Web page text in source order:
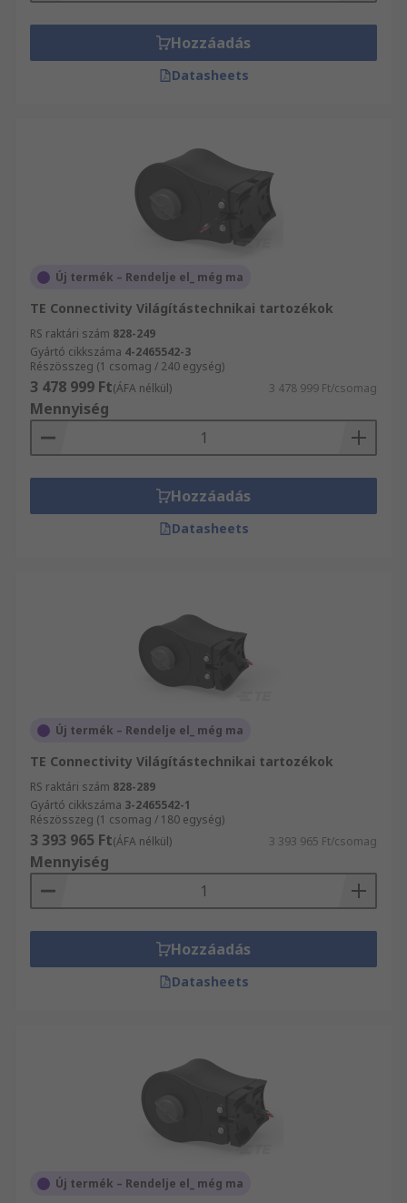
Hozzáadás
Datasheets
Új termék – Rendelje el_ még ma
TE Connectivity Világítástechnikai tartozékok
RS raktári szám 828-249
Gyártó cikkszáma 4-2465542-3
Részösszeg (1 csomag / 240 egység)
3 478 999 Ft(ÁFA nélkül) 3 478 999 Ft/csomag
Mennyiség
Hozzáadás
Datasheets
Új termék – Rendelje el_ még ma
TE Connectivity Világítástechnikai tartozékok
RS raktári szám 828-289
Gyártó cikkszáma 3-2465542-1
Részösszeg (1 csomag / 180 egység)
3 393 965 Ft(ÁFA nélkül) 3 393 965 Ft/csomag
Mennyiség
Hozzáadás
Datasheets
Új termék – Rendelje el_ még ma